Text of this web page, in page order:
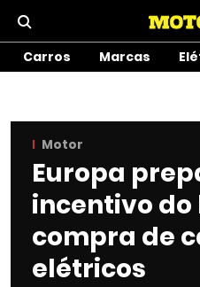
Carros Marcas
Motor
Europa
incentivo do
compra de
elétricos